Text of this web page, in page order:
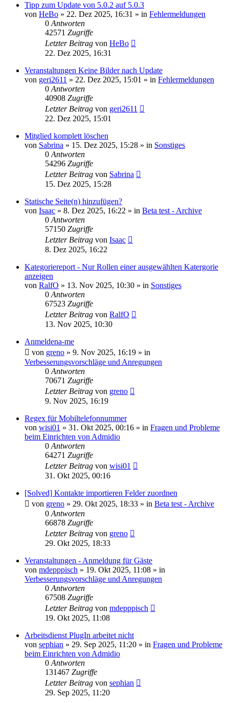
Tipp zum Update von 5.0.2 auf 5.0.3
von HeBo » 22. Dez 2025, 16:31 » in Fehlermeldungen
0 Antworten
42571 Zugriffe
Letzter Beitrag von HeBo
22. Dez 2025, 16:31
Veranstaltungen Keine Bilder nach Update
von geri2611 » 22. Dez 2025, 15:01 » in Fehlermeldungen
0 Antworten
40908 Zugriffe
Letzter Beitrag von geri2611
22. Dez 2025, 15:01
Mitglied komplett löschen
von Sabrina » 15. Dez 2025, 15:28 » in Sonstiges
0 Antworten
54296 Zugriffe
Letzter Beitrag von Sabrina
15. Dez 2025, 15:28
Statische Seite(n) hinzufügen?
von Isaac » 8. Dez 2025, 16:22 » in Beta test - Archive
0 Antworten
57150 Zugriffe
Letzter Beitrag von Isaac
8. Dez 2025, 16:22
Kategoriereport - Nur Rollen einer ausgewählten Katergorie
anzeigen
von RalfO » 13. Nov 2025, 10:30 » in Sonstiges
0 Antworten
67523 Zugriffe
Letzter Beitrag von RalfO
13. Nov 2025, 10:30
Anmeldena-me
von greno » 9. Nov 2025, 16:19 » in
Verbesserungsvorschläge und Anregungen
0 Antworten
70671 Zugriffe
Letzter Beitrag von greno
9. Nov 2025, 16:19
Regex für Mobiltelefonnummer
von wisi01 » 31. Okt 2025, 00:16 » in Fragen und Probleme
beim Einrichten von Admidio
0 Antworten
64271 Zugriffe
Letzter Beitrag von wisi01
31. Okt 2025, 00:16
[Solved] Kontakte importieren Felder zuordnen
von greno » 29. Okt 2025, 18:33 » in Beta test - Archive
0 Antworten
66878 Zugriffe
Letzter Beitrag von greno
29. Okt 2025, 18:33
Veranstaltungen - Anmeldung für Gäste
von mdepppisch » 19. Okt 2025, 11:08 » in
Verbesserungsvorschläge und Anregungen
0 Antworten
67508 Zugriffe
Letzter Beitrag von mdepppisch
19. Okt 2025, 11:08
Arbeitsdienst PlugIn arbeitet nicht
von sephian » 29. Sep 2025, 11:20 » in Fragen und Probleme
beim Einrichten von Admidio
0 Antworten
131467 Zugriffe
Letzter Beitrag von sephian
29. Sep 2025, 11:20